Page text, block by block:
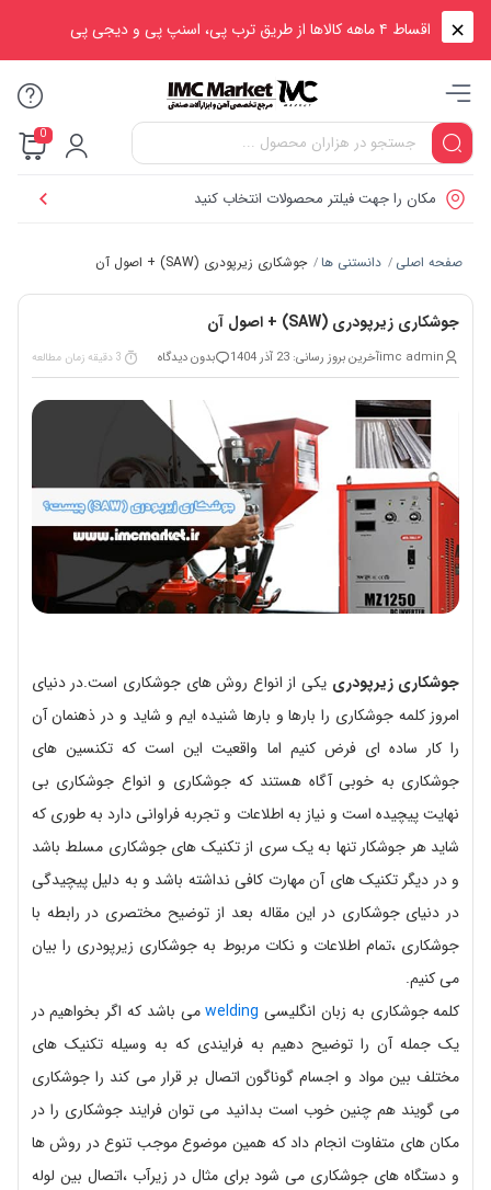
اقساط ۴ ماهه کالاها از طریق ترب پی، اسنپ پی و دیجی پی
0
مکان را جهت فیلتر محصولات انتخاب کنید
صفحه اصلی / دانستنی ها/ جوشکاری زیرپودری (SAW) + اصول آن
جوشکاری زیرپودری (SAW) + اصول آن
imc adminآخرین بروز رسانی: 23 آذر 1404 بدون دیدگاه 3 دقیقه زمان مطالعه
جوشکاری زیرپودری یکی از انواع روش های جوشکاری است.در دنیای
امروز کلمه جوشکاری را بارها و بارها شنیده ایم و شاید و در ذهنمان آن
را کار ساده ای فرض کنیم اما واقعیت این است که تکنسین های
جوشکاری به خوبی آگاه هستند که جوشکاری و انواع جوشکاری بی
نهایت پیچیده است و نیاز به اطلاعات و تجربه فراوانی دارد به طوری که
شاید هر جوشکار تنها به یک سری از تکنیک های جوشکاری مسلط باشد
و در دیگر تکنیک های آن مهارت کافی نداشته باشد و به دلیل پیچیدگی
در دنیای جوشکاری در این مقاله بعد از توضیح مختصری در رابطه با
جوشکاری ،تمام اطلاعات و نکات مربوط به جوشکاری زیرپودری را بیان
می کنیم.
کلمه جوشکاری به زبان انگلیسی weldingمی باشد که اگر بخواهیم در
یک جمله آن را توضیح دهیم به فرایندی که به وسیله تکنیک های
مختلف بین مواد و اجسام گوناگون اتصال بر قرار می کند را جوشکاری
می گویند هم چنین خوب است بدانید می توان فرایند جوشکاری را در
مکان های متفاوت انجام داد که همین موضوع موجب تنوع در روش ها
و دستگاه های جوشکاری می شود برای مثال در زیرآب ،اتصال بین لوله